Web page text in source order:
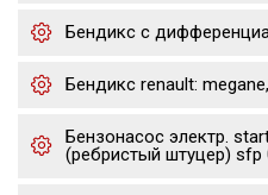
Бендикс с
Бендикс renault:
Бензонасос электр.
(ребристый штуцер) sfp